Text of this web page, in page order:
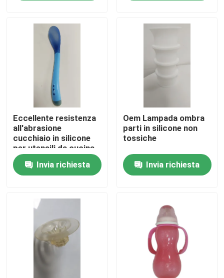
Chi siamo
Fatory Tour
Controllo di qualità
Richiedere un preventivo
parti stampate ad iniezione
parti modellate di plastica
Stampaggio ad iniezione di precisione
Eccellente resistenza
all'abrasione
cucchiaio in silicone
per utensili da cucina
e gadget
Invia richiesta
Oem Lampada ombra
parti in silicone non
tossiche
Invia richiesta